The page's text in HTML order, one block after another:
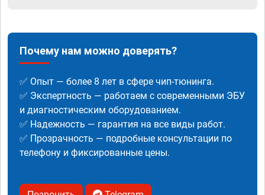
Почему нам можно доверять?
✅ Опыт — более 8 лет в сфере чип-тюнинга.
✅ Экспертность — работаем с современными ЭБУ
и диагностическим оборудованием.
✅ Надежность — гарантия на все виды работ.
✅ Прозрачность — подробные консультации по
телефону и фиксированные цены.